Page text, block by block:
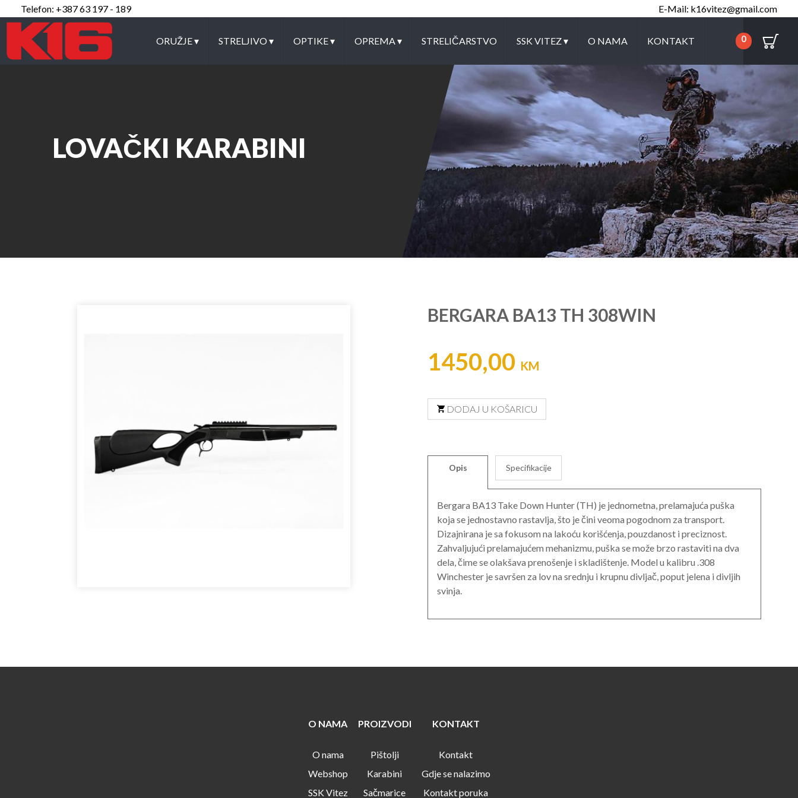
Telefon: +387 63 197 - 189 E-Mail: k16vitez@gmail.com
0
ORUŽJE▾ STRELJIVO▾ OPTIKE▾ OPREMA▾ STRELIČARSTVO SSK VITEZ▾ O NAMA KONTAKT
LOVAČKI KARABINI
BERGARA BA13 TH 308WIN
1450,00 KM
DODAJ U KOŠARICU
Opis Specifikacije
Bergara BA13 Take Down Hunter (TH) je jednometna, prelamajuća puška
koja se jednostavno rastavlja, što je čini veoma pogodnom za transport.
Dizajnirana je sa fokusom na lakoću korišćenja, pouzdanost i preciznost.
Zahvaljujući prelamajućem mehanizmu, puška se može brzo rastaviti na dva
dela, čime se olakšava prenošenje i skladištenje. Model u kalibru .308
Winchester je savršen za lov na srednju i krupnu divljač, poput jelena i divljih
svinja.
O NAMA
O nama
Webshop
SSK Vitez
PROIZVODI
Pištolji
Karabini
Sačmarice
KONTAKT
Kontakt
Gdje se nalazimo
Kontakt poruka